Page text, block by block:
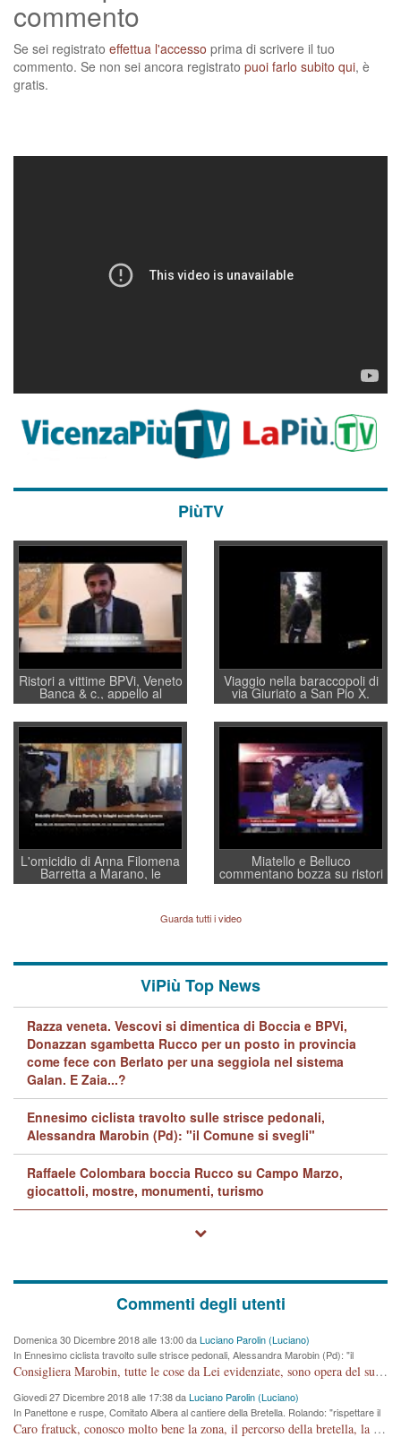
commento
Se sei registrato effettua l'accesso prima di scrivere il tuo
commento. Se non sei ancora registrato puoi farlo subito qui, è
gratis.
PiùTV
Ristori a vittime BPVi, Veneto
Banca & c., appello al
sottosegretario Alessio
Villarosa: per mettere ordine
convochi con Di Maio CNCU
a supporto della cabina di
regia al Mef
Viaggio nella baraccopoli di
via Giuriato a San Pio X.
Vicenza ai Vicentini: “faremo
un regalo di Natale ai
residenti”
L'omicidio di Anna Filomena
Barretta a Marano, le
indagini dei carabinieri di
Lavarra: più avvincenti di
quelle di... Barbara D'Urso
Miatello e Belluco
commentano bozza su ristori
BPVi e Veneto Banca
Guarda tutti i video
ViPiù Top News
Razza veneta. Vescovi si dimentica di Boccia e BPVi,
Donazzan sgambetta Rucco per un posto in provincia
come fece con Berlato per una seggiola nel sistema
Galan. E Zaia...?
Ennesimo ciclista travolto sulle strisce pedonali,
Alessandra Marobin (Pd): "il Comune si svegli"
Raffaele Colombara boccia Rucco su Campo Marzo,
giocattoli, mostre, monumenti, turismo
Commenti degli utenti
Domenica 30 Dicembre 2018 alle 13:00 daLuciano Parolin (Luciano)
In Ennesimo ciclista travolto sulle strisce pedonali, Alessandra Marobin (Pd): "il
Comune si svegli"
Consigliera Marobin, tutte le cose da Lei evidenziate, sono opera del suo ex Assessore e compagno di Partito Antonio Marco Dalla Pozza Assessore alla "progettazione" di piste ciclabili e altre porcherie. A lui manderei il conto da saldare per incidenti e danni alle persone. E' ora che "finiamola." Avete perso rassegnatevi. qui IL SINDACO RUCCO NON C'ENTRA PER NIENTE. CAPITO!!!!!!!! Amen.
Giovedi 27 Dicembre 2018 alle 17:38 daLuciano Parolin (Luciano)
In Panettone e ruspe, Comitato Albera al cantiere della Bretella. Rolando: "rispettare il
cronoprogramma"
Caro fratuck, conosco molto bene la zona, il percorso della bretella, la situazione dei cittadini, abito in Viale Trento. A partire dal 2003 ho partecipato al Comitato di Maddalene pro bretella, e a riunioni propositive per apportare modifiche al progetto. Numerose mie foto del territorio sono arrivate a Roma, altri miei interventi (non graditi dalla Sx) sono stati pubblicati dal GdV, assieme ad altri come Ciro Asproso, ora favorevole alla bretella. Ho partecipato alla raccolta firme per la chiusura della strada x 5 giorni eseguita dal Sindaco Hullwech per sforamento 180 Micro/g. Pertanto come impegno per la tematica sono apposto con la coscienza. Ora il Progetto è partito, fine! Voglio dire che la nuova Giunta "comunale" non c'entra più. L'opera sarà "malauguratamente" eseguita, ma non con il mio placet. Il Consigliere Comunale dovrebbe capire che la campagna elettorale è finita, con buona pace di tutti. Quello che invece dovrebbe interessare è la proprietà della strada, dall'uscita autostradale Ovest, sino alla Rotatoria dell'Albara, vi sono tre possessori: Autostrade SpA; La Provincia, il Comune. Come la mettiamo per il futuro ? I costi, da 50 sono saliti a 100 milioni di € come dire 20 milioni a KM (!) da non credere. Comunque si farà. Ma nessuno canti Vittoria, anzi meglio non farne un ulteriore fatto "partitico" per questioni elettorali o di seggio. Se mi manda la sua mail, sono disponibile ad inviare i documenti e le foto sopra descritte. Con ossequi, Luciano Parolin